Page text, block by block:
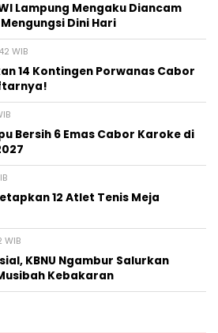
Lampung Mengaku Diancam
Dini Hari
WIB
14 Kontingen Porwanas Cabor
Bersih 6 Emas Cabor Karoke di
12 Atlet Tenis Meja
KBNU Ngambur Salurkan
Kebakaran